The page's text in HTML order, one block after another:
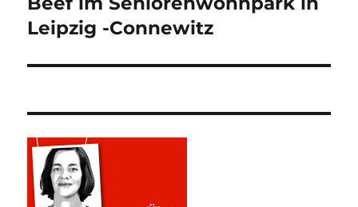
Beitrag:
Leipzig -Connewitz